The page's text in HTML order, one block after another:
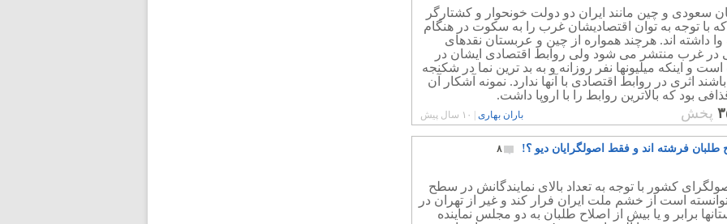
سعودی و چین مانند ایران دو دولت خونحوار و کشتارگر
با توجه به توان اقتصادیشان غرب را به سکوت در هنگام
وا داشته اند. هرچند همواره از چین و عربستان نقدهای
در غرب منتشر می شود ولی روابط اقتصادی ایشان در
است و اینکه میلیونها نفر روزانه و به بد ترین نما در شکنجه
اثری در روابط اقتصادی با آنها ندارد. نمونه آشکار آن
بود که بالاترین روابط را با اروپا داشت.
پخش باران بهاری ۱۰ سال پیش
طلبان فرشته اند و فقط اصولگرایان دیو ؟! ۸
کشور با توجه به تعداد بالای نمایندگانش در سطح
است از خشم ملت ایران فرار کند و غیر از تهران در
برابر و یا بیش از اصلاح طلبان به دو مجلس نماینده